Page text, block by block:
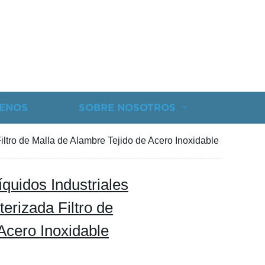
SOBRE NOSOTROS
de Malla de Alambre Tejido de Acero Inoxidable
Industriales
Filtro de
Inoxidable